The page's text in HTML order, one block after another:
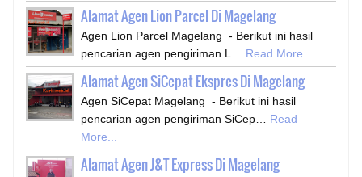
Alamat Agen Lion Parcel Di Magelang
Agen Lion Parcel Magelang - Berikut ini hasil
pencarian agen pengiriman L… Read More...
Alamat Agen SiCepat Ekspres Di Magelang
Agen SiCepat Magelang - Berikut ini hasil
pencarian agen pengiriman SiCep… Read
More...
Alamat Agen J&T Express Di Magelang